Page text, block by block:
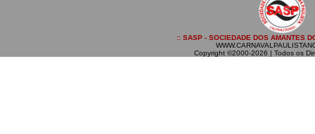
:: SASP - SOCIEDADE DOS AMANTES
Copyright ©2000-2026 | Todos os